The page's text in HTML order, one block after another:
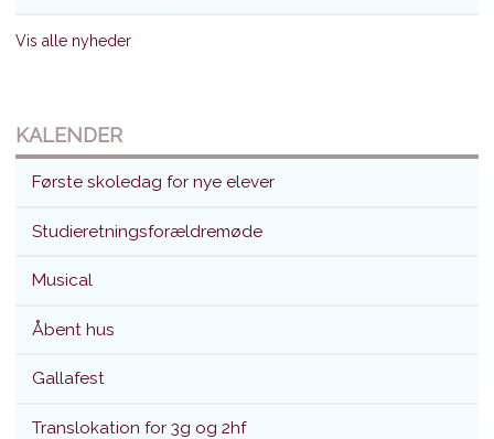
Vis alle nyheder
KALENDER
Første skoledag for nye elever
Studieretningsforældremøde
Musical
Åbent hus
Gallafest
Translokation for 3g og 2hf